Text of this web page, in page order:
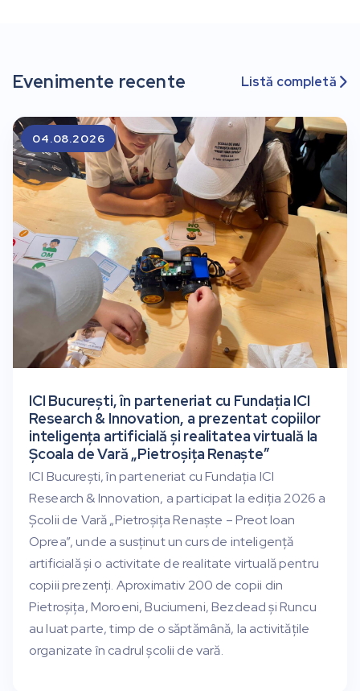
Evenimente recente Listă completă 
ICI București, în parteneriat cu Fundația ICI
Research & Innovation, a prezentat copiilor
inteligența artificială și realitatea virtuală la
Școala de Vară „Pietroșița Renaște”
ICI București, în parteneriat cu Fundația ICI
Research & Innovation, a participat la ediția 2026 a
Școlii de Vară „Pietroșița Renaște – Preot Ioan
Oprea”, unde a susținut un curs de inteligență
artificială și o activitate de realitate virtuală pentru
copiii prezenți. Aproximativ 200 de copii din
Pietroșița, Moroeni, Buciumeni, Bezdead și Runcu
au luat parte, timp de o săptămână, la activitățile
organizate în cadrul școlii de vară.
04.08.2026